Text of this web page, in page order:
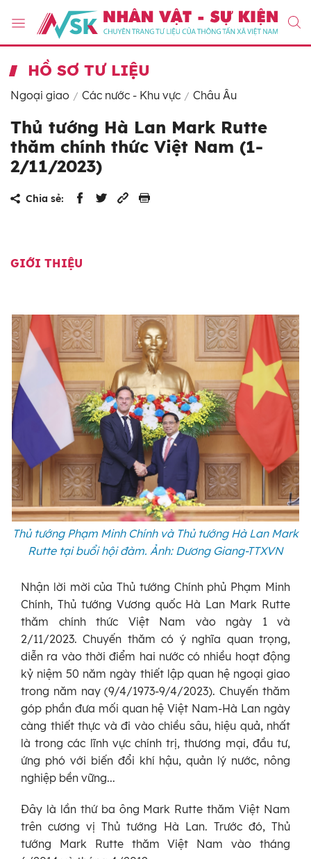
HỒ SƠ TƯ LIỆU
Ngoại giao Các nước - Khu vực Châu Âu
Thủ tướng Hà Lan Mark Rutte
thăm chính thức Việt Nam (1-
2/11/2023)
Chia sẻ:
GIỚI THIỆU
Thủ tướng Phạm Minh Chính và Thủ tướng Hà Lan Mark
Rutte tại buổi hội đàm. Ảnh: Dương Giang-TTXVN
Nhận lời mời của Thủ tướng Chính phủ Phạm Minh
Chính, Thủ tướng Vương quốc Hà Lan Mark Rutte
thăm chính thức Việt Nam vào ngày 1 và
2/11/2023. Chuyến thăm có ý nghĩa quan trọng,
diễn ra vào thời điểm hai nước có nhiều hoạt động
kỷ niệm 50 năm ngày thiết lập quan hệ ngoại giao
trong năm nay (9/4/1973-9/4/2023). Chuyến thăm
góp phần đưa mối quan hệ Việt Nam-Hà Lan ngày
càng thiết thực và đi vào chiều sâu, hiệu quả, nhất
là trong các lĩnh vực chính trị, thương mại, đầu tư,
ứng phó với biến đổi khí hậu, quản lý nước, nông
nghiệp bền vững...
Đây là lần thứ ba ông Mark Rutte thăm Việt Nam
trên cương vị Thủ tướng Hà Lan. Trước đó, Thủ
tướng Mark Rutte thăm Việt Nam vào tháng